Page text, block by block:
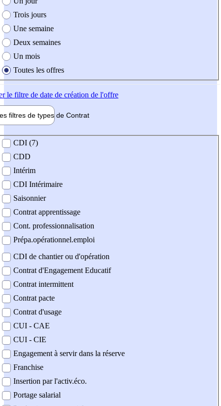
Trois jours
Une semaine
Deux semaines
Un mois
Toutes les offres
le filtre de date de création de l'offre
filtres de types de Contrat
contrat
CDI (7)
CDD
Intérim
CDI Intérimaire
Saisonnier
Contrat apprentissage
Cont. professionnalisation
Prépa.opérationnel.emploi
CDI de chantier ou d'opération
Contrat d'Engagement Educatif
Contrat intermittent
Contrat pacte
Contrat d'usage
CUI - CAE
CUI - CIE
Engagement à servir dans la réserve
Franchise
Insertion par l'activ.éco.
Portage salarial